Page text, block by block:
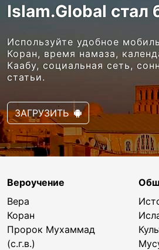
Islam.Global стал
Используйте удобное
Коран, время намаза,
Каабу, социальная сеть,
статьи.
ЗАГРУЗИТЬ
Вероучение
Вера
Коран
Пророк Мухаммад
(с.г.в.)